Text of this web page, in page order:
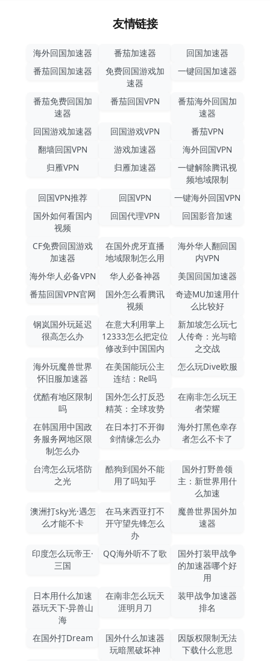
友情链接
海外回国加速器 番茄加速器
回国加速器
番茄回国加速器
免费回国游戏加
速器
一键回国加速器
番茄免费回国加
速器
番茄回国VPN
番茄海外回国加
速器
回国游戏加速器
回国游戏VPN
番茄VPN
翻墙回国VPN
游戏加速器
海外回国VPN
归雁VPN
归雁加速器
一键解除腾讯视
频地域限制
回国VPN推荐
回国VPN
一键海外回国VPN
国外如何看国内
视频
回国代理VPN 回国影音加速
CF免费回国游戏
加速器
在国外虎牙直播
地域限制怎么用
海外华人翻回国
内VPN
海外华人必备VPN
华人必备神器
美国回国加速器
番茄回国VPN官网
国外怎么看腾讯
视频
奇迹MU加速用什
么比较好
钢岚国外玩延迟
很高怎么办
在意大利用掌上
12333怎么把定位
修改到中国国内
新加坡怎么玩七
人传奇：光与暗
之交战
海外玩魔兽世界
怀旧服加速器
在美国能玩公主
连结：Re吗
怎么玩Dive欧服
优酷有地区限制
吗
国外怎么打反恐
精英：全球攻势
在南非怎么玩王
者荣耀
在韩国用中国政
务服务网地区限
制怎么办
在日本打不开御
剑情缘怎么办
海外打黑色幸存
者怎么不卡了
台湾怎么玩塔防
之光
酷狗到国外不能
用了吗知乎
国外打野兽领
主：新世界用什
么加速
澳洲打sky光·遇怎
么才能不卡
在马来西亚打不
开守望先锋怎么
办
魔兽世界国外加
速器
印度怎么玩帝王·
三国
QQ海外听不了歌
国外打装甲战争
的加速器哪个好
用
日本用什么加速
器玩天下-异兽山
海
在南非怎么玩天
涯明月刀
装甲战争加速器
排名
在国外打Dream
国外什么加速器
玩暗黑破坏神
因版权限制无法
下载什么意思